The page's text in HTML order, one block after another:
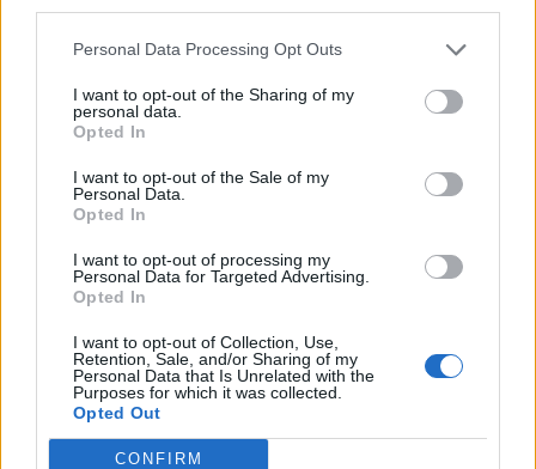
Personal Data Processing Opt Outs
I want to opt-out of the Sharing of my
personal data.
Opted In
I want to opt-out of the Sale of my
Personal Data.
Opted In
I want to opt-out of processing my
Personal Data for Targeted Advertising.
Opted In
I want to opt-out of Collection, Use,
Retention, Sale, and/or Sharing of my
Personal Data that Is Unrelated with the
Purposes for which it was collected.
Opted Out
CONFIRM
ή λιγότερο άγχος από τα παιδιά της Αθήνας;
«Όταν υπάρχουν ερευνητικά δεδομένα και
απαντήσεις τότε υπάρχουν και λύσεις. Αρκεί να
υπάρχει βούληση, σχέδιο και στρατηγική.» Φεβρωνία
Πατριανάκου
ΚΟΙΝΩΝΙΑ